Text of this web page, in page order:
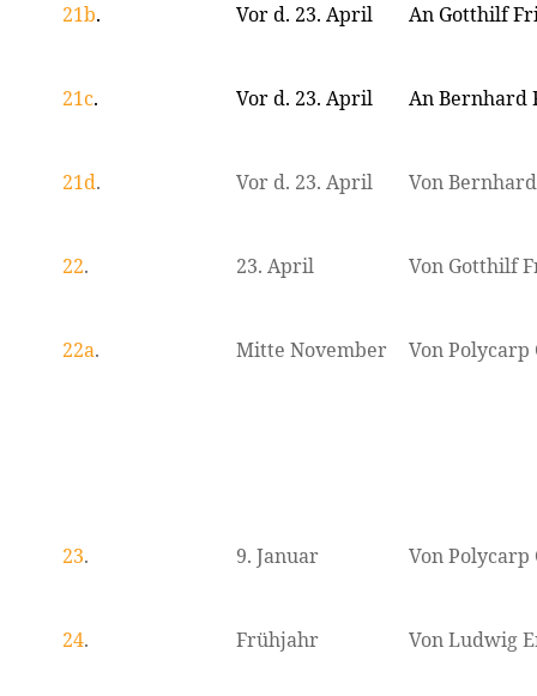
21b. Vor d. 23. April An Gotthilf
21c. Vor d. 23. April An Bernhard
21d. Vor d. 23. April Von
22. 23. April Von Gotthilf
22a. Mitte November Von
23. 9. Januar Von
24. Frühjahr Von Ludwig